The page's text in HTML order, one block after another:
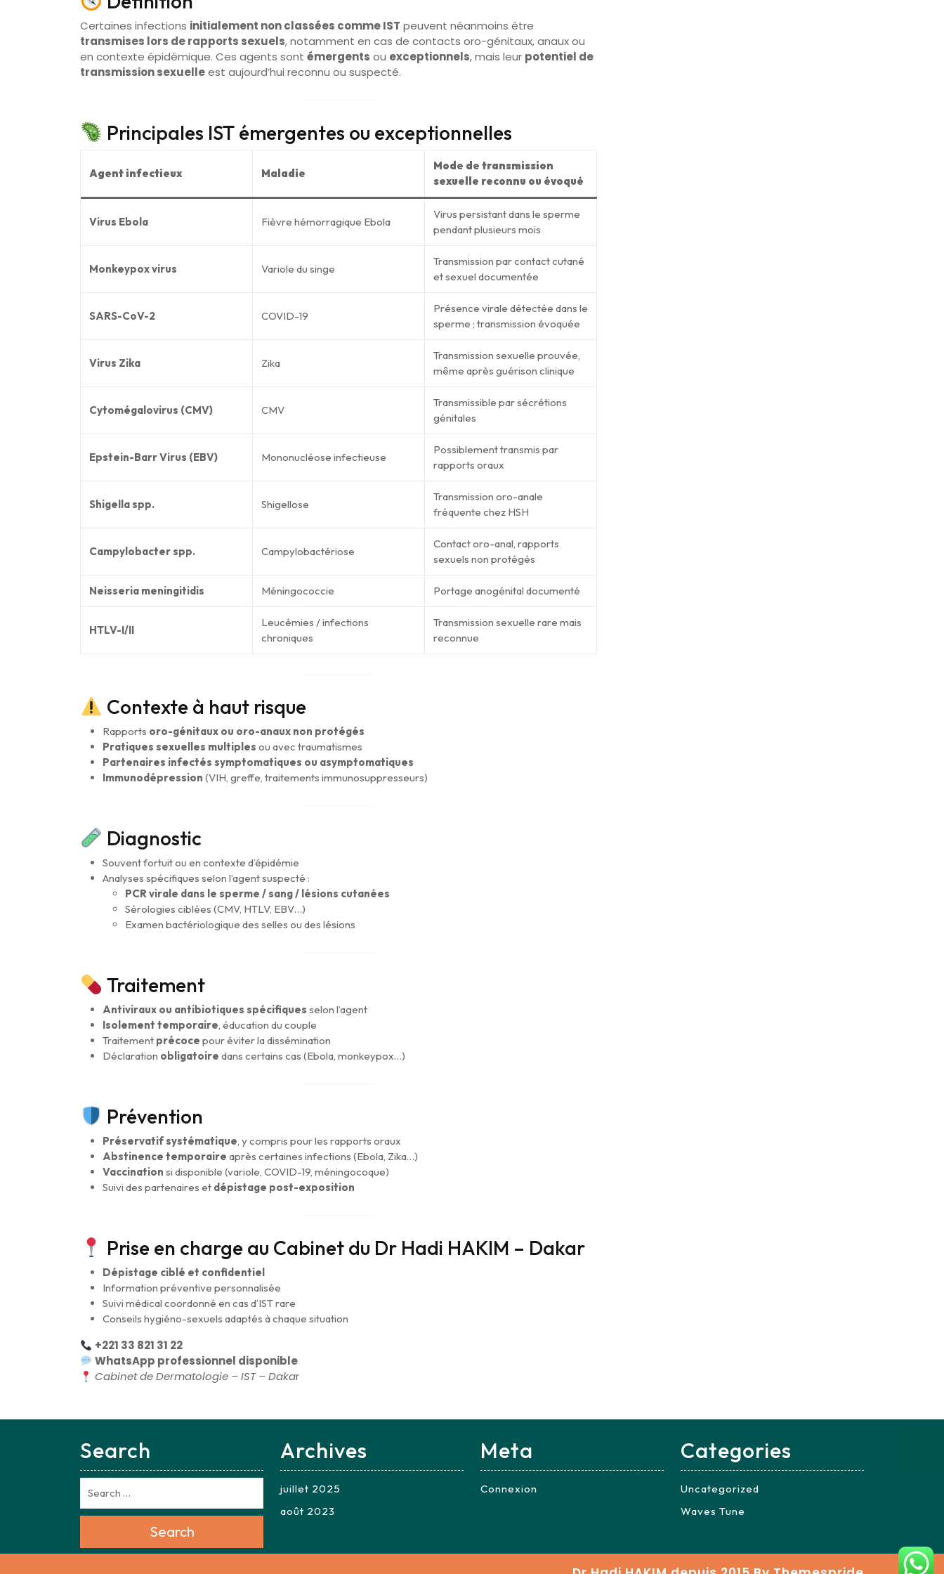
Certaines infections initialement non classées comme IST peuvent néanmoins être
transmises lors de rapports sexuels, notamment en cas de contacts oro-génitaux, anaux ou
en contexte épidémique. Ces agents sont émergents ou exceptionnels, mais leur potentiel de
transmission sexuelleest aujourd’hui reconnu ou suspecté.
Principales IST émergentes ou exceptionnelles
Agent infectieux Maladie
Mode de transmission
sexuelle reconnu ou évoqué
Virus Ebola Fièvre hémorragique Ebola
Virus persistant dans le sperme
pendant plusieurs mois
Monkeypox virus Variole du singe
Transmission par contact cutané
et sexuel documentée
SARS-CoV-2 COVID-19
Présence virale détectée dans le
sperme ; transmission évoquée
Virus Zika Zika
Transmission sexuelle prouvée,
même après guérison clinique
Cytomégalovirus (CMV) CMV
Transmissible par sécrétions
génitales
Epstein-Barr Virus (EBV) Mononucléose infectieuse
Possiblement transmis par
rapports oraux
Shigella spp. Shigellose
Transmission oro-anale
fréquente chez HSH
Campylobacter spp. Campylobactériose
Contact oro-anal, rapports
sexuels non protégés
Neisseria meningitidis Méningococcie Portage anogénital documenté
HTLV-I/II
Leucémies / infections
chroniques
Transmission sexuelle rare mais
reconnue
Contexte à haut risque
Rapports oro-génitaux ou oro-anaux non protégés
Pratiques sexuelles multiples ou avec traumatismes
Partenaires infectés symptomatiques ou asymptomatiques
Immunodépression (VIH, greffe, traitements immunosuppresseurs)
Diagnostic
Souvent fortuit ou en contexte d’épidémie
Analyses spécifiques selon l’agent suspecté :
PCR virale dans le sperme / sang / lésions cutanées
Sérologies ciblées (CMV, HTLV, EBV…)
Examen bactériologique des selles ou des lésions
Traitement
Antiviraux ou antibiotiques spécifiques selon l’agent
Isolement temporaire, éducation du couple
Traitement précoce pour éviter la dissémination
Déclaration obligatoire dans certains cas (Ebola, monkeypox…)
Prévention
Préservatif systématique, y compris pour les rapports oraux
Abstinence temporaire après certaines infections (Ebola, Zika…)
Vaccination si disponible (variole, COVID-19, méningocoque)
Suivi des partenaires et dépistage post-exposition
Prise en charge au Cabinet du Dr Hadi HAKIM – Dakar
Dépistage ciblé et confidentiel
Information préventive personnalisée
Suivi médical coordonné en cas d’IST rare
Conseils hygiéno-sexuels adaptés à chaque situation
+221 33 821 31 22
WhatsApp professionnel disponible
Cabinet de Dermatologie – IST – Dakar
Search
Search
Archives
juillet 2025
août 2023
Meta
Connexion
Categories
Uncategorized
Waves Tune